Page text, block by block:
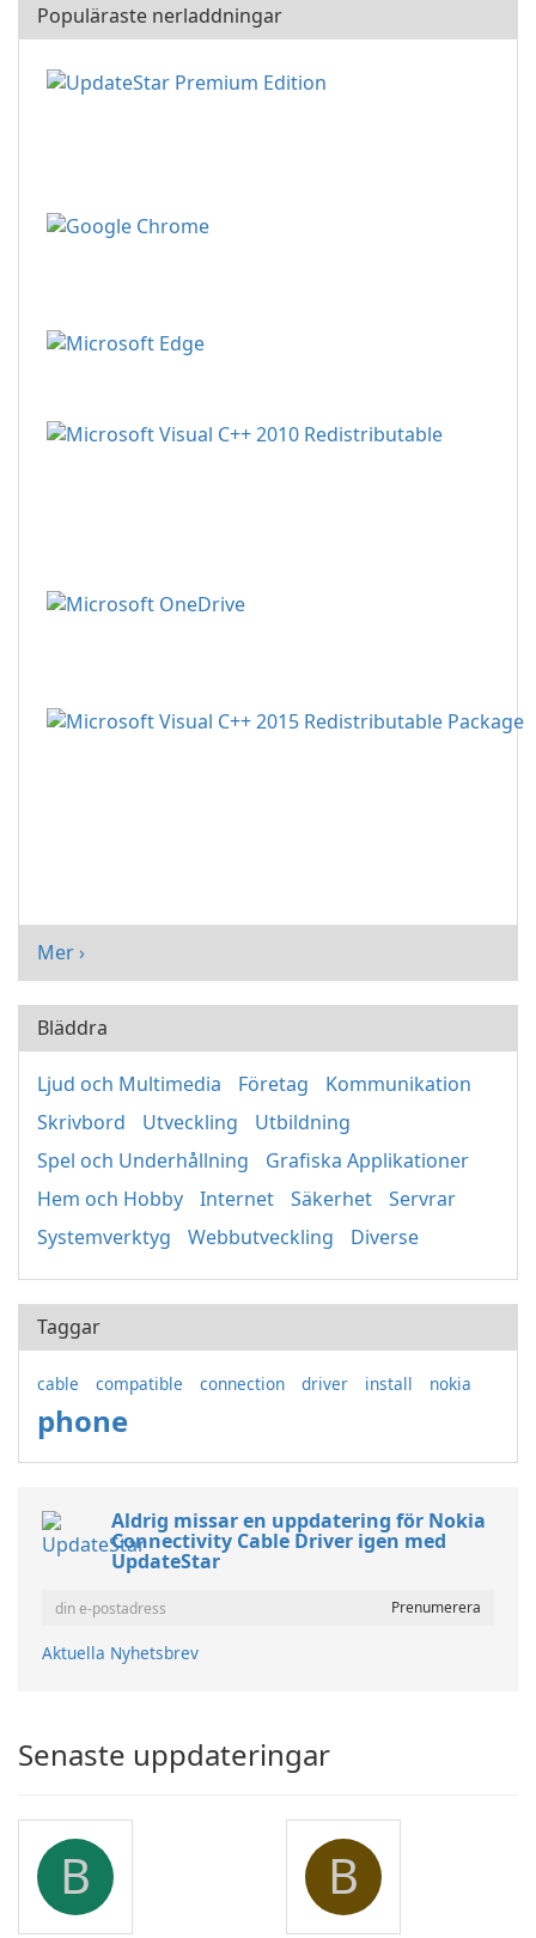
Populäraste nerladdningar
Mer ›
Bläddra
Ljud och Multimedia Företag
Kommunikation
Skrivbord
Utveckling
Utbildning
Spel och Underhållning
Grafiska Applikationer
Hem och Hobby
Internet Säkerhet
Servrar
Systemverktyg
Webbutveckling Diverse
Taggar
cable compatible connection driver install nokia
phone
Aldrig missar en uppdatering för Nokia
Connectivity Cable Driver igen med
UpdateStar
Aktuella Nyhetsbrev
Senaste uppdateringar
B B